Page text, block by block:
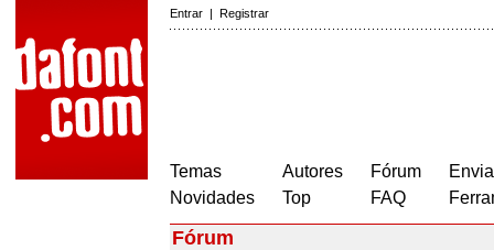
Entrar | Registrar
Temas
Novidades
Autores
Top
Fórum
FAQ
Fórum